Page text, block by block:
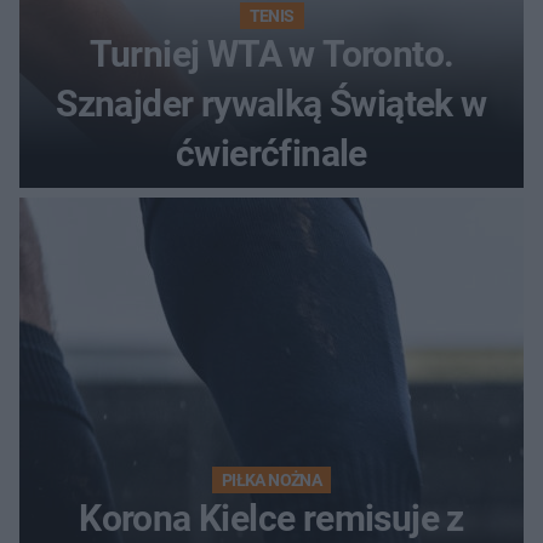
TENIS
Turniej WTA w Toronto.
Sznajder rywalką Świątek w
ćwierćfinale
PIŁKA NOŻNA
Korona Kielce remisuje z